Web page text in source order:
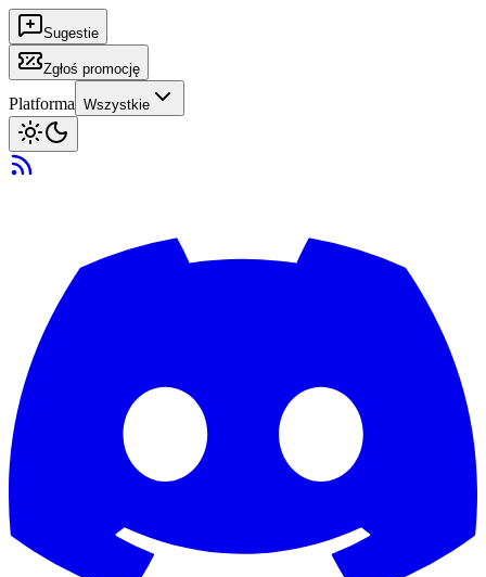
Sugestie
Zgłoś promocję
Platforma Wszystkie